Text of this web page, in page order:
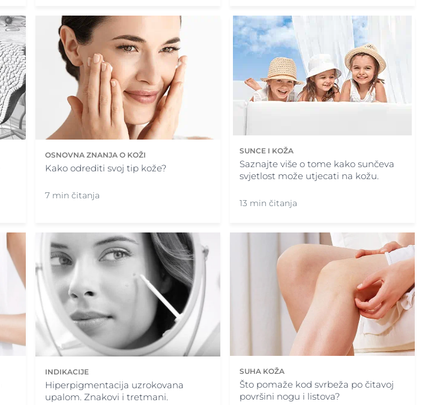
OSNOVNA ZNANJA O KOŽI
Kako odrediti svoj tip kože?
7 min čitanja
SUNCE I KOŽA
Saznajte više o tome kako sunčeva
svjetlost može utjecati na kožu.
13 min čitanja
INDIKACIJE
Hiperpigmentacija uzrokovana
upalom. Znakovi i tretmani.
SUHA KOŽA
Što pomaže kod svrbeža po čitavoj
površini nogu i listova?